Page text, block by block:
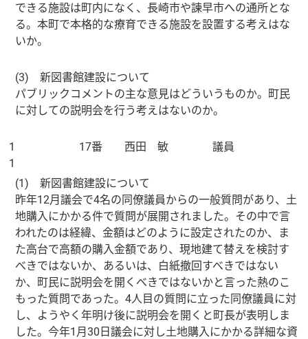
できる施設は町内になく、長崎市や諫早市への通所とな
る。本町で本格的な療育できる施設を設置する考えはな
いか。
(3) 新図書館建設について
パブリックコメントの主な意見はどういうものか。町民
に対しての説明会を行う考えはないのか。
1
1
17番 西田 敏 議員
(1) 新図書館建設について
昨年12月議会で4名の同僚議員からの一般質問があり、土
地購入にかかる件で質問が展開されました。その中で言
われたのは経緯、金額はどのように設定されたのか、ま
た高台で高額の購入金額であり、現地建て替えを検討す
べきではないか、あるいは、白紙撤回すべきではない
か、町民に説明会を開くべきではないかと言った熱のこ
もった質問であった。4人目の質問に立った同僚議員に対
し、ようやく年明け後に説明会を開くと町長が表明しま
した。今年1月30日議会に対し土地購入にかかる詳細な資